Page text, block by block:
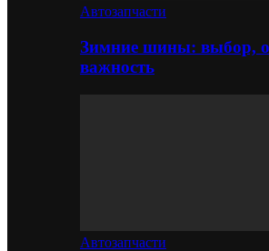
Автозапчасти
Зимние шины: выбор,
важность
Автозапчасти